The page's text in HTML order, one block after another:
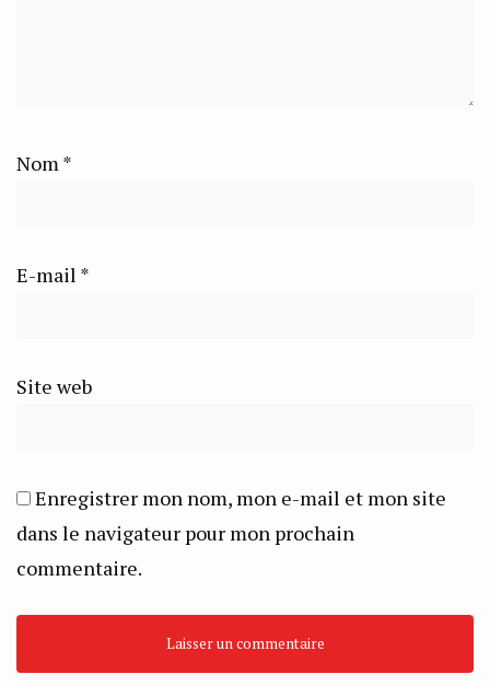
Nom *
E-mail *
Site web
Enregistrer mon nom, mon e-mail et mon site
dans le navigateur pour mon prochain
commentaire.